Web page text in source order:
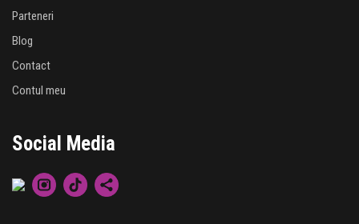
Parteneri
Blog
Contact
Contul meu
Social Media